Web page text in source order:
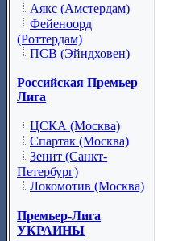
Аякс (Амстердам)
Фейеноорд
(Роттердам)
ПСВ (Эйндховен)
Российская Премьер
Лига
ЦСКА (Москва)
Спартак (Москва)
Зенит (Санкт-
Петербург)
Локомотив (Москва)
Премьер-Лига
УКРАИНЫ